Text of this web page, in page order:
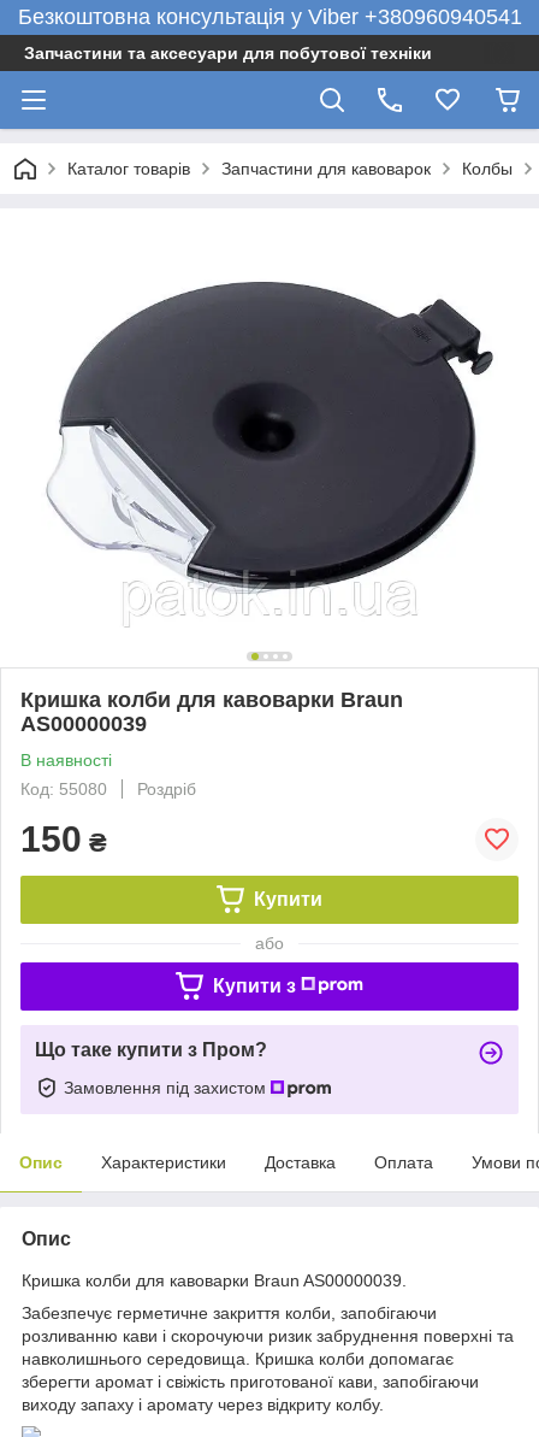
Безкоштовна консультація у Viber +380960940541
Запчастини та аксесуари для побутової техніки
Каталог товарів Запчастини для кавоварок Колбы
Кришка колби для кавоварки Braun
AS00000039
В наявності
Код: 55080
Роздріб
150 ₴
Купити
або
Купити з
Що таке купити з Пром?
Замовлення під захистом
Опис Характеристики Доставка Оплата Умови
Опис
Кришка колби для кавоварки Braun AS00000039.
Забезпечує герметичне закриття колби, запобігаючи
розливанню кави і скорочуючи ризик забруднення поверхні та
навколишнього середовища. Кришка колби допомагає
зберегти аромат і свіжість приготованої кави, запобігаючи
виходу запаху і аромату через відкриту колбу.